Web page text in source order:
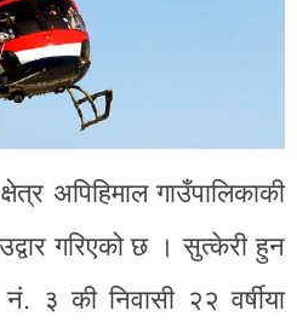
अपिहिमाल गाउँपालिकाकी
गरिएको छ । सुत्केरी हुन
३ की निवासी २२ वर्षीया